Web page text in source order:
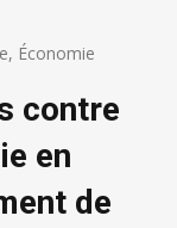
, Économie
contre
en
de